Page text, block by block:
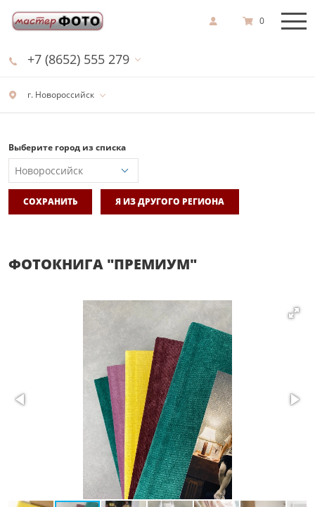
г. Новороссийск
+7 (8652) 555 279
0
Выберите город из списка
СОХРАНИТЬ Я ИЗ ДРУГОГО РЕГИОНА
ФОТОКНИГА "ПРЕМИУМ"